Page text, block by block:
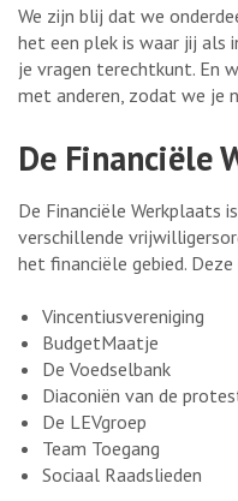
We zijn blij dat we
het een plek is waar jij als
je vragen terechtkunt. En
met anderen, zodat we je
De Financiële
De Financiële Werkplaats
verschillende
het financiële gebied.
Vincentiusvereniging
BudgetMaatje
De Voedselbank
Diaconiën van de
De LEVgroep
Team Toegang
Sociaal Raadslieden